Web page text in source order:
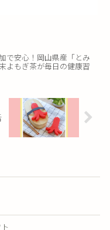
で安心！岡山県産「とみ
よもぎ茶が毎日の健康習